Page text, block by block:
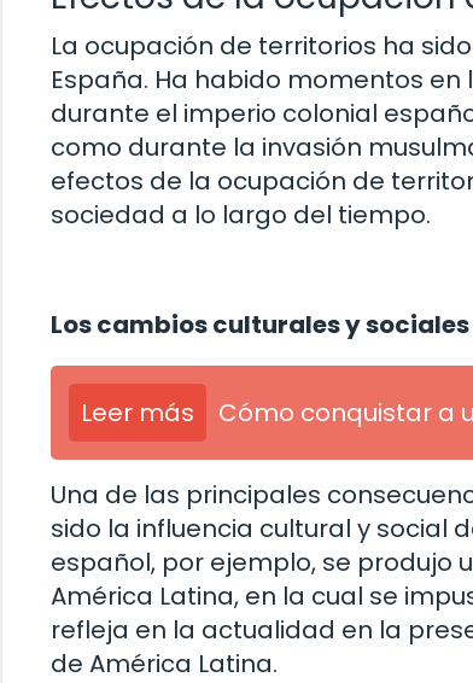
La ocupación de territorios ha
España. Ha habido momentos
durante el imperio colonial
como durante la invasión
efectos de la ocupación de
sociedad a lo largo del tiempo.
Los cambios culturales y sociales
Leer más Cómo conquistar a
Una de las principales
sido la influencia cultural y social
español, por ejemplo, se produjo
América Latina, en la cual se
refleja en la actualidad en la
de América Latina.